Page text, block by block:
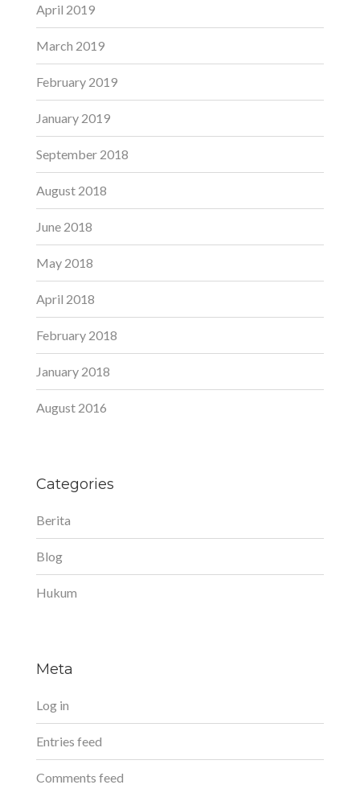
April 2019
March 2019
February 2019
January 2019
September 2018
August 2018
June 2018
May 2018
April 2018
February 2018
January 2018
August 2016
Categories
Berita
Blog
Hukum
Meta
Log in
Entries feed
Comments feed